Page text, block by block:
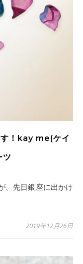
す！kay me(ケイ
ツ
2019年12月26日